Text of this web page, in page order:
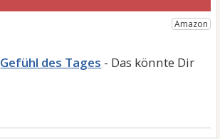
Gefühl des Tages